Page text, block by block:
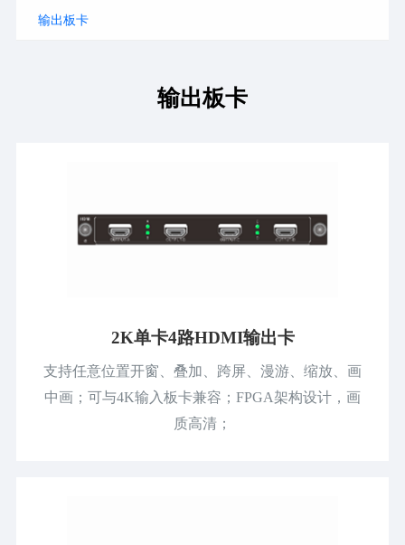
输出板卡
输出板卡
2K单卡4路HDMI输出卡
支持任意位置开窗、叠加、跨屏、漫游、缩放、画
中画；可与4K输入板卡兼容；FPGA架构设计，画
质高清；